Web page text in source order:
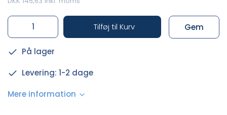
Tilføj til Kurv Gem
På lager
Levering: 1-2 dage
Mere information